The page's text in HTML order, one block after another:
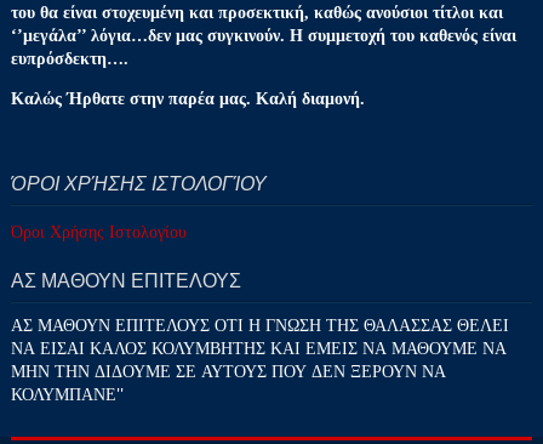
του θα είναι στοχευμένη και προσεκτική, καθώς ανούσιοι τίτλοι και
‘’μεγάλα’’ λόγια…δεν μας συγκινούν. Η συμμετοχή του καθενός είναι
ευπρόσδεκτη….
Καλώς Ήρθατε στην παρέα μας. Καλή διαμονή.
ΌΡΟΙ ΧΡΉΣΗΣ ΙΣΤΟΛΟΓΊΟΥ
Όροι Χρήσης Ιστολογίου
ΑΣ ΜΑΘΟΥΝ ΕΠΙΤΕΛΟΥΣ
ΑΣ ΜΑΘΟΥΝ ΕΠΙΤΕΛΟΥΣ ΟΤΙ Η ΓΝΩΣΗ ΤΗΣ ΘΑΛΑΣΣΑΣ ΘΕΛΕΙ
ΝΑ ΕΙΣΑΙ ΚΑΛΟΣ ΚΟΛΥΜΒΗΤΗΣ ΚΑΙ ΕΜΕΙΣ ΝΑ ΜΑΘΟΥΜΕ ΝΑ
ΜΗΝ ΤΗΝ ΔΙΔΟΥΜΕ ΣΕ ΑΥΤΟΥΣ ΠΟΥ ΔΕΝ ΞΕΡΟΥΝ ΝΑ
ΚΟΛΥΜΠΑΝΕ''